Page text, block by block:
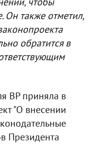
Он также отметил,
обратится в
ВР приняла в
"О внесении
Президента